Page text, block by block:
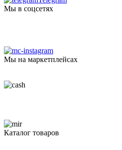
Мы в соцсетях
Мы на маркетплейсах
Каталог товаров